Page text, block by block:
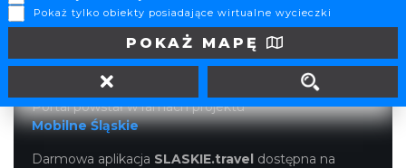
Pokaż tylko obiekty posiadające wirtualne wycieczki
POKAŻ MAPĘ
40-085 Katowice
tel. (32) 207 207 1
Portal powstał w ramach projektu
Mobilne Śląskie
Darmowa aplikacja SLASKIE.travel dostępna na